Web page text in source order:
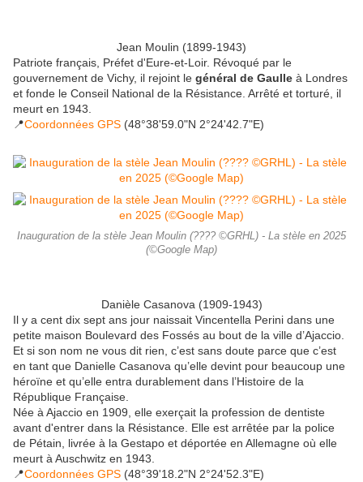
Jean Moulin (1899-1943)
Patriote français, Préfet d'Eure-et-Loir. Révoqué par le
gouvernement de Vichy, il rejoint le général de Gaulle à Londres
et fonde le Conseil National de la Résistance. Arrêté et torturé, il
meurt en 1943.
📍Coordonnées GPS (48°38'59.0"N 2°24'42.7"E)
Inauguration de la stèle Jean Moulin (???? ©GRHL) - La stèle en 2025
(©Google Map)
Danièle Casanova (1909-1943)
Il y a cent dix sept ans jour naissait Vincentella Perini dans une
petite maison Boulevard des Fossés au bout de la ville d’Ajaccio.
Et si son nom ne vous dit rien, c’est sans doute parce que c’est
en tant que Danielle Casanova qu’elle devint pour beaucoup une
héroïne et qu’elle entra durablement dans l’Histoire de la
République Française.
Née à Ajaccio en 1909, elle exerçait la profession de dentiste
avant d'entrer dans la Résistance. Elle est arrêtée par la police
de Pétain, livrée à la Gestapo et déportée en Allemagne où elle
meurt à Auschwitz en 1943.
📍Coordonnées GPS (48°39'18.2"N 2°24'52.3"E)